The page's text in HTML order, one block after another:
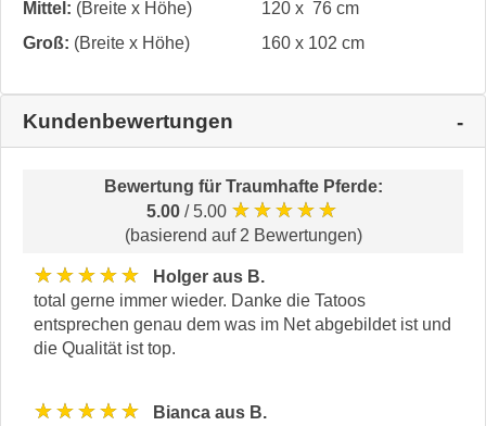
Mittel: (Breite x Höhe)
120 x 76 cm
Groß: (Breite x Höhe) 160 x 102 cm
Kundenbewertungen
Bewertung für Traumhafte Pferde:
5.00 / 5.00 ★★★★★
(basierend auf 2 Bewertungen)
★★★★★
Holger aus B.
total gerne immer wieder. Danke die Tatoos
entsprechen genau dem was im Net abgebildet ist und
die Qualität ist top.
★★★★★
Bianca aus B.